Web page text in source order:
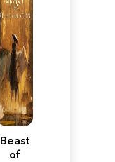
Beast
of